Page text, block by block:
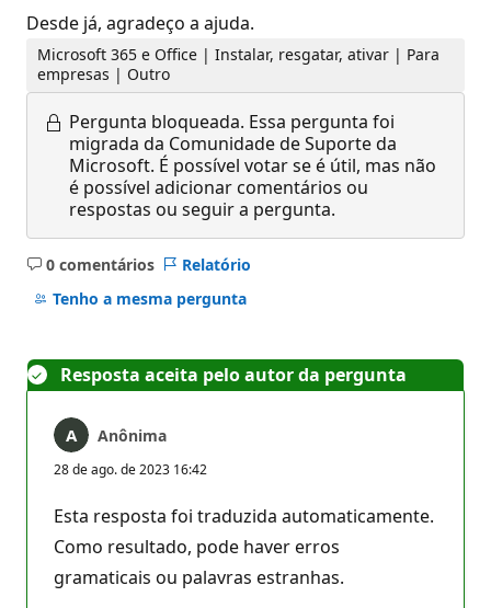
Desde já, agradeço a ajuda.
Microsoft 365 e Office | Instalar, resgatar, ativar | Para
empresas | Outro
Pergunta bloqueada. Essa pergunta foi
migrada da Comunidade de Suporte da
Microsoft. É possível votar se é útil, mas não
é possível adicionar comentários ou
respostas ou seguir a pergunta.
0 comentários
Sem
comentários
Relatório
Tenho a mesma pergunta
Resposta aceita pelo autor da pergunta
Anônima
28 de ago. de 2023 16:42
Esta resposta foi traduzida automaticamente.
Como resultado, pode haver erros
gramaticais ou palavras estranhas.